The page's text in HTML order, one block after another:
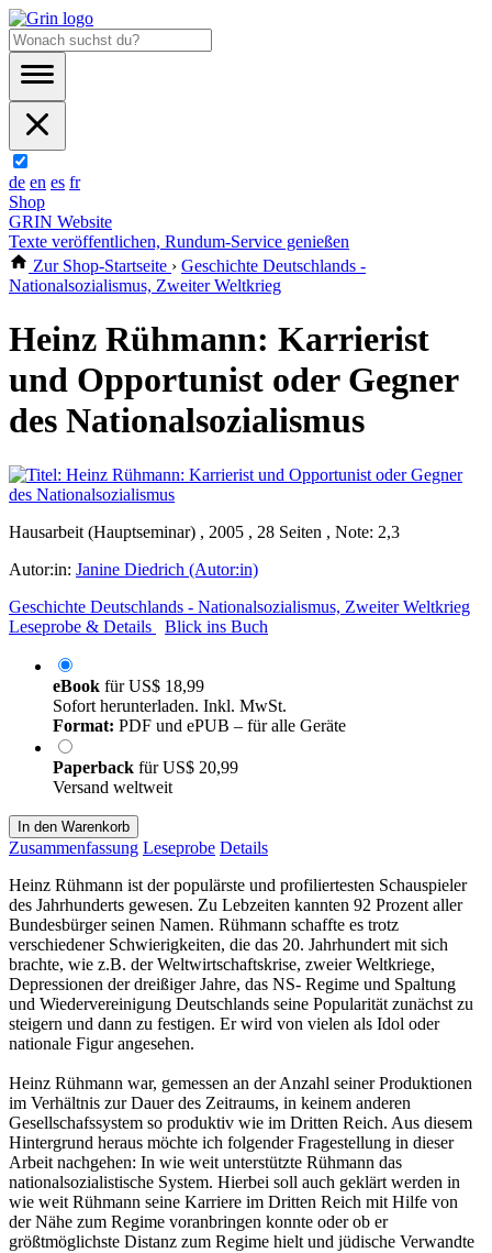
de en es fr
Shop
GRIN Website
Texte veröffentlichen, Rundum-Service genießen
Zur Shop-Startseite › Geschichte Deutschlands -
Nationalsozialismus, Zweiter Weltkrieg
Heinz Rühmann: Karrierist
und Opportunist oder Gegner
des Nationalsozialismus
Hausarbeit (Hauptseminar) , 2005 , 28 Seiten , Note: 2,3
Autor:in: Janine Diedrich (Autor:in)
Geschichte Deutschlands - Nationalsozialismus, Zweiter Weltkrieg
Leseprobe & Details
Blick ins Buch
eBook fürUS$ 18,99
Sofort herunterladen. Inkl. MwSt.
Format: PDF und ePUB – für alle Geräte
Paperback fürUS$ 20,99
Versand weltweit
In den Warenkorb
Zusammenfassung Leseprobe Details
Heinz Rühmann ist der populärste und profiliertesten Schauspieler
des Jahrhunderts gewesen. Zu Lebzeiten kannten 92 Prozent aller
Bundesbürger seinen Namen. Rühmann schaffte es trotz
verschiedener Schwierigkeiten, die das 20. Jahrhundert mit sich
brachte, wie z.B. der Weltwirtschaftskrise, zweier Weltkriege,
Depressionen der dreißiger Jahre, das NS- Regime und Spaltung
und Wiedervereinigung Deutschlands seine Popularität zunächst zu
steigern und dann zu festigen. Er wird von vielen als Idol oder
nationale Figur angesehen.
Heinz Rühmann war, gemessen an der Anzahl seiner Produktionen
im Verhältnis zur Dauer des Zeitraums, in keinem anderen
Gesellschafssystem so produktiv wie im Dritten Reich. Aus diesem
Hintergrund heraus möchte ich folgender Fragestellung in dieser
Arbeit nachgehen: In wie weit unterstützte Rühmann das
nationalsozialistische System. Hierbei soll auch geklärt werden in
wie weit Rühmann seine Karriere im Dritten Reich mit Hilfe von
der Nähe zum Regime voranbringen konnte oder ob er
größtmöglichste Distanz zum Regime hielt und jüdische Verwandte